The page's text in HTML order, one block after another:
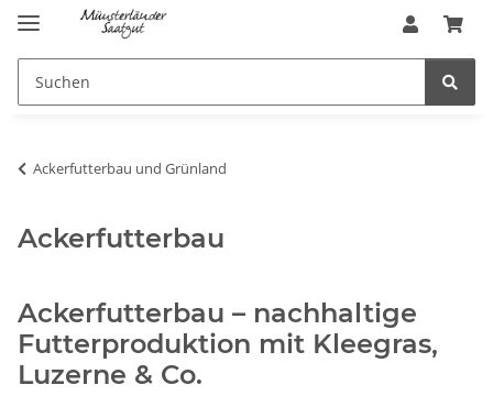
Ackerfutterbau und Grünland
Ackerfutterbau
Ackerfutterbau – nachhaltige
Futterproduktion mit Kleegras,
Luzerne & Co.